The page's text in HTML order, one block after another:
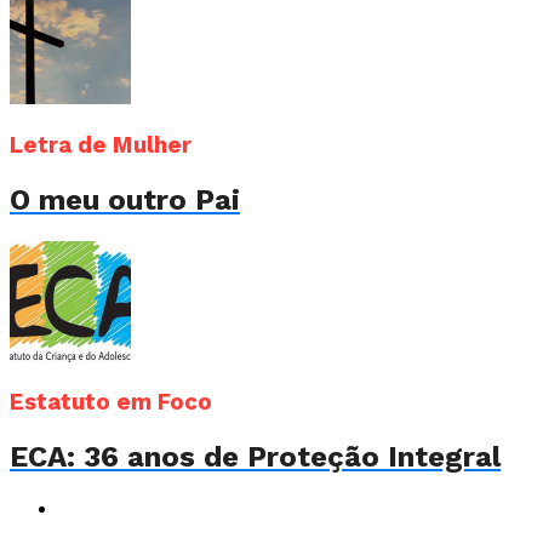
Letra de Mulher
O meu outro Pai
Estatuto em Foco
ECA: 36 anos de Proteção Integral